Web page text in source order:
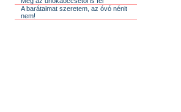
A barátaimat szeretem, az óvó nénit
nem!